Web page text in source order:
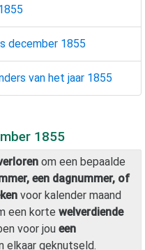
december 1855
van het jaar 1855
1855
om een bepaalde
een dagnummer, of
voor kalender maand
een korte welverdiende
voor jou een
elkaar geknutseld.